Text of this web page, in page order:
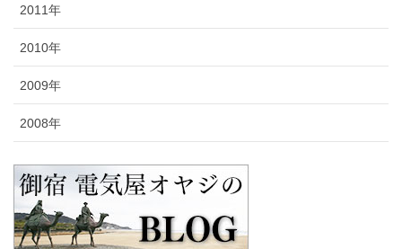
2011年
2010年
2009年
2008年